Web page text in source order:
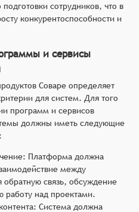
сотрудников, что в
конкурентоспособности и
и сервисы
Соваре определяет
для систем. Для того
программ и сервисов
должны иметь следующие
Платформа должна
между
обратную связь, обсуждение
работу над проектами.
Система должна